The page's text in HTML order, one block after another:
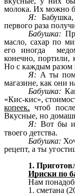
молока. Их можно
Я:
первого раза
Бабушка:
масло, сахар по
его иногда
конечно, портили,
Но с каждым разом
Я: А ты
магазине, как они
Бабушка:
«Кис-кис»,
копеек, чтоб
Вкусные, но
Я: Вот бы и
твоего детства.
Бабушка:
рецепт, а ты
1.
Ириски по
Нам
1. сметана